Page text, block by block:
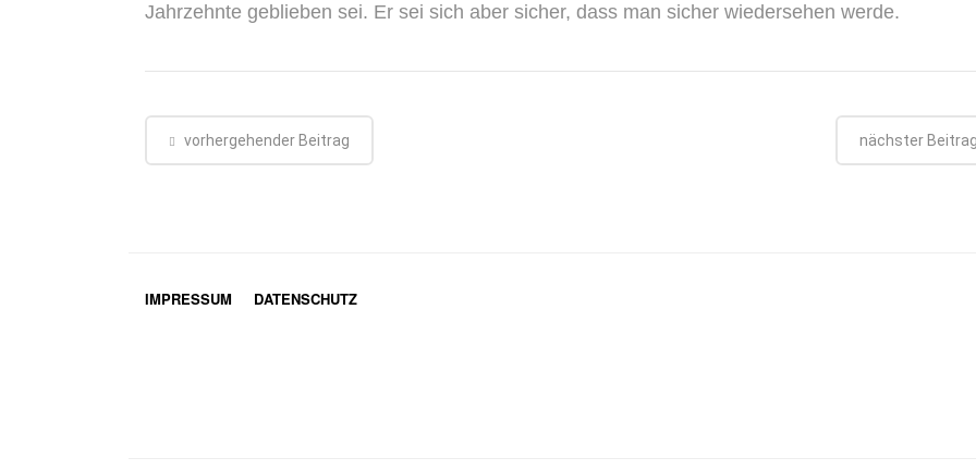
Jahrzehnte geblieben sei. Er sei sich aber sicher, dass man sicher wiedersehen werde.
vorhergehender Beitrag nächster Beitrag
IMPRESSUM DATENSCHUTZ